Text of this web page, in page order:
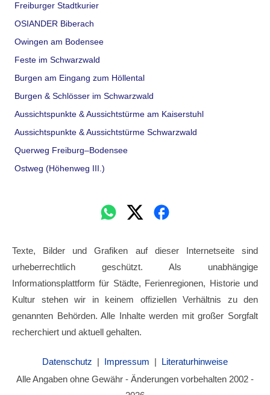
Freiburger Stadtkurier
OSIANDER Biberach
Owingen am Bodensee
Feste im Schwarzwald
Burgen am Eingang zum Höllental
Burgen & Schlösser im Schwarzwald
Aussichtspunkte & Aussichtstürme am Kaiserstuhl
Aussichtspunkte & Aussichtstürme Schwarzwald
Querweg Freiburg–Bodensee
Ostweg (Höhenweg III.)
Texte, Bilder und Grafiken auf dieser Internetseite sind
urheberrechtlich geschützt. Als unabhängige
Informationsplattform für Städte, Ferienregionen, Historie und
Kultur stehen wir in keinem offiziellen Verhältnis zu den
genannten Behörden. Alle Inhalte werden mit großer Sorgfalt
recherchiert und aktuell gehalten.
Datenschutz | Impressum | Literaturhinweise
Alle Angaben ohne Gewähr - Änderungen vorbehalten 2002 -